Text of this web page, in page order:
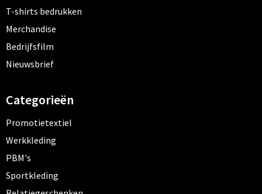
T-shirts bedrukken
Merchandise
Bedrijfsfilm
Nieuwsbrief
Categorieën
Promotietextiel
Werkkleding
PBM's
Sportkleding